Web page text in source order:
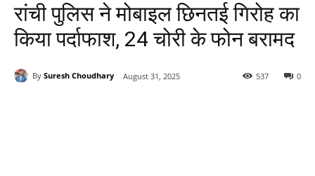
रांची पुलिस ने मोबाइल छिनतई गिरोह का
किया पर्दाफाश, 24 चोरी के फोन बरामद
By Suresh Choudhary August 31, 2025 0
537